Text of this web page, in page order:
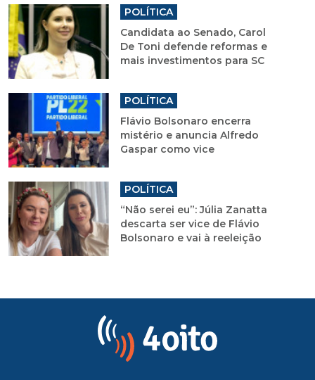
POLÍTICA
Candidata ao Senado, Carol
De Toni defende reformas e
mais investimentos para SC
POLÍTICA
Flávio Bolsonaro encerra
mistério e anuncia Alfredo
Gaspar como vice
POLÍTICA
“Não serei eu”: Júlia Zanatta
descarta ser vice de Flávio
Bolsonaro e vai à reeleição